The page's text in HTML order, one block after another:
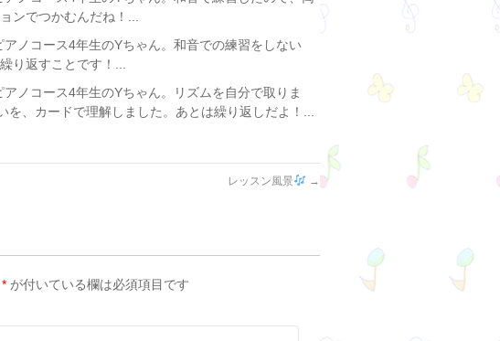
ンでつかむんだね！...
ノコース4年生のYちゃん。和音での練習をしない
り返すことです！...
ノコース4年生のYちゃん。リズムを自分で取りま
、カードで理解しました。あとは繰り返しだよ！...
レッスン風景 →
* が付いている欄は必須項目です